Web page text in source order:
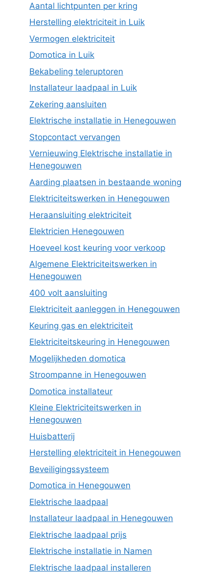
Aantal lichtpunten per kring
Herstelling elektriciteit in Luik
Vermogen elektriciteit
Domotica in Luik
Bekabeling teleruptoren
Installateur laadpaal in Luik
Zekering aansluiten
Elektrische installatie in Henegouwen
Stopcontact vervangen
Vernieuwing Elektrische installatie in
Henegouwen
Aarding plaatsen in bestaande woning
Elektriciteitswerken in Henegouwen
Heraansluiting elektriciteit
Elektricien Henegouwen
Hoeveel kost keuring voor verkoop
Algemene Elektriciteitswerken in
Henegouwen
400 volt aansluiting
Elektriciteit aanleggen in Henegouwen
Keuring gas en elektriciteit
Elektriciteitskeuring in Henegouwen
Mogelijkheden domotica
Stroompanne in Henegouwen
Domotica installateur
Kleine Elektriciteitswerken in
Henegouwen
Huisbatterij
Herstelling elektriciteit in Henegouwen
Beveiligingssysteem
Domotica in Henegouwen
Elektrische laadpaal
Installateur laadpaal in Henegouwen
Elektrische laadpaal prijs
Elektrische installatie in Namen
Elektrische laadpaal installeren